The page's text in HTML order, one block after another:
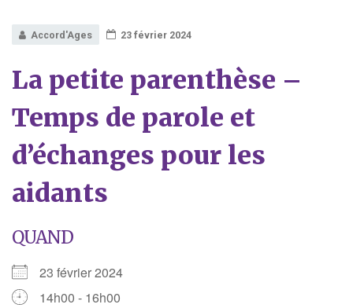
Accord'Ages 23 février 2024
La petite parenthèse –
Temps de parole et
d’échanges pour les
aidants
QUAND
23 février 2024
14h00 - 16h00